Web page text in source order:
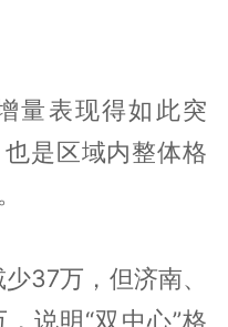
量表现得如此突
是区域内整体格
37万，但济南、
说明“双中心”格